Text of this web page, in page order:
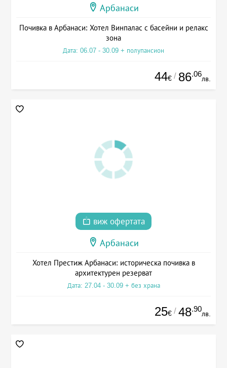
Арбанаси
Почивка в Арбанаси: Хотел Винпалас с басейни и релакс
зона
Дата: 06.07 - 30.09 + полупансион
44€ / 86.06
лв.
виж офертата
Арбанаси
Хотел Престиж Арбанаси: историческа почивка в
архитектурен резерват
Дата: 27.04 - 30.09 + без храна
25€ / 48.90
лв.